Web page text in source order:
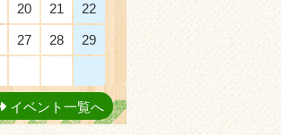
20 21 22
27 28 29
イベント一覧へ